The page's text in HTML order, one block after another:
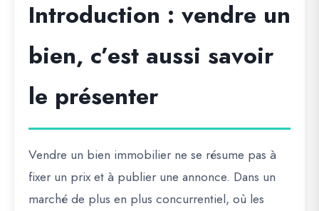
Introduction : vendre un
bien, c’est aussi savoir
le présenter
Vendre un bien immobilier ne se résume pas à
fixer un prix et à publier une annonce. Dans un
marché de plus en plus concurrentiel, où les